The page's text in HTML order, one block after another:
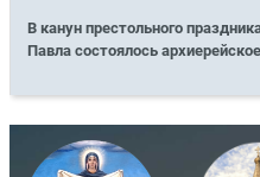
В канун престольного
Павла состоялось